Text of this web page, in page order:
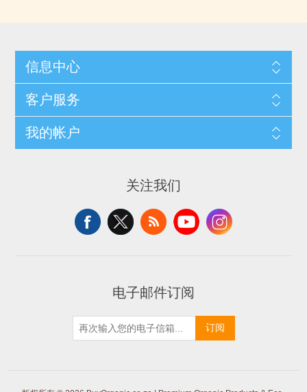
信息中心
客户服务
我的帐户
关注我们
电子邮件订阅
订阅